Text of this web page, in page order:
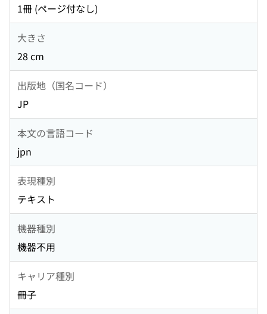
1冊 (ページ付なし)
大きさ
28 cm
出版地（国名コード）
JP
本文の言語コード
jpn
表現種別
テキスト
機器種別
機器不用
キャリア種別
冊子